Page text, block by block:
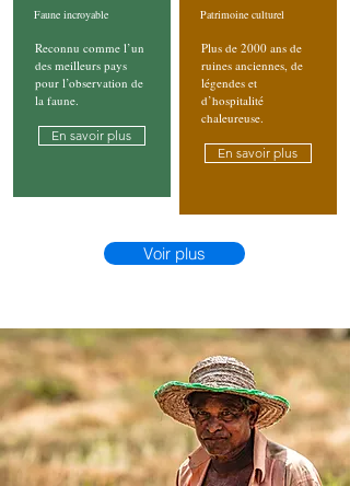
Faune incroyable
Reconnu comme l’un
des meilleurs pays
pour l’observation de
la faune.
En savoir plus
Patrimoine culturel
Plus de 2000 ans de
ruines anciennes, de
légendes et
d’hospitalité
chaleureuse.
En savoir plus
Voir plus